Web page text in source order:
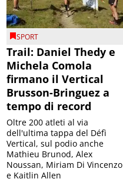
SPORT
Trail: Daniel Thedy e
Michela Comola
firmano il Vertical
Brusson-Bringuez a
tempo di record
Oltre 200 atleti al via
dell'ultima tappa del Défì
Vertical, sul podio anche
Mathieu Brunod, Alex
Noussan, Miriam Di Vincenzo
e Kaitlin Allen